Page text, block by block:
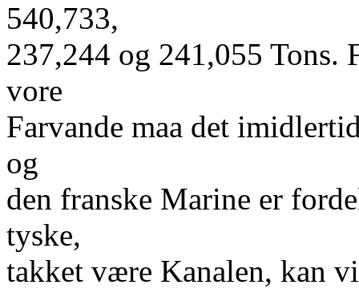
540,733,
237,244 og 241,055 Tons.
vore
Farvande maa det
og
den franske Marine er
tyske,
takket være Kanalen, kan